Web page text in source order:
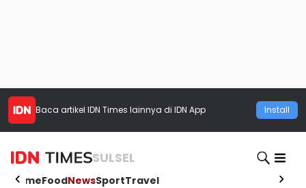
Baca artikel IDN Times lainnya di IDN App Install
SULSEL
HomeFoodNewsSportTravel